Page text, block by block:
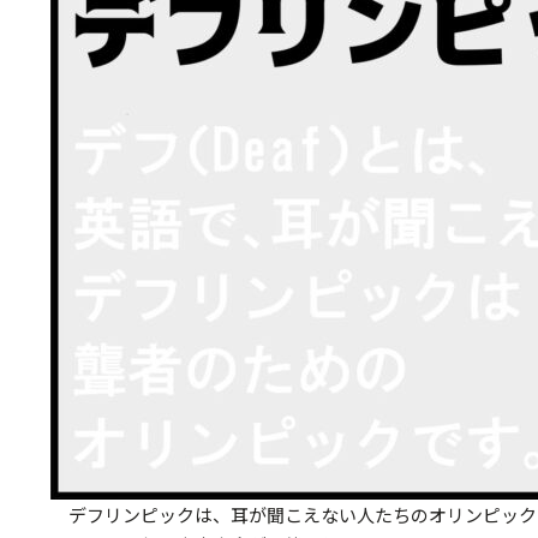
デフリンピックは、耳が聞こえない人たちのオリンピッ